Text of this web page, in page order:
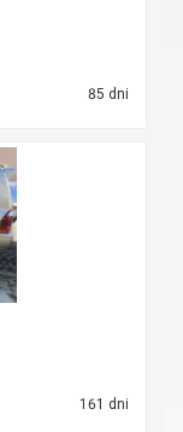
85 dni
161 dni